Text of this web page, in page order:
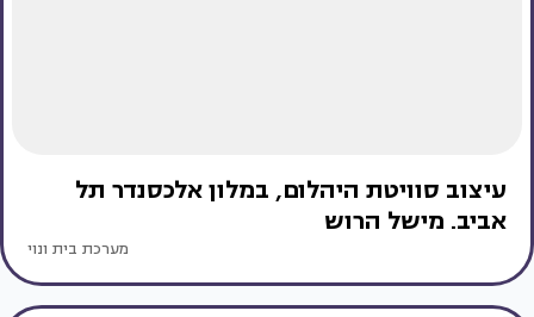
עיצוב סוויטת היהלום, במלון אלכסנדר תל
אביב. מישל הרוש
מערכת בית ונוי